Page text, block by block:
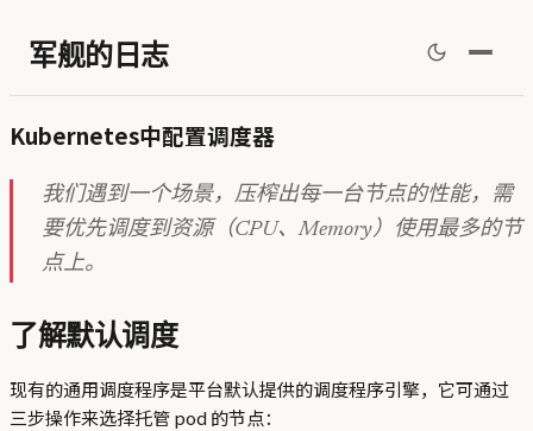
军舰的日志
Kubernetes中配置调度器
我们遇到一个场景，压榨出每一台节点的性能，需
要优先调度到资源（CPU、Memory）使用最多的节
点上。
了解默认调度
现有的通用调度程序是平台默认提供的调度程序引擎，它可通过
三步操作来选择托管 pod 的节点：